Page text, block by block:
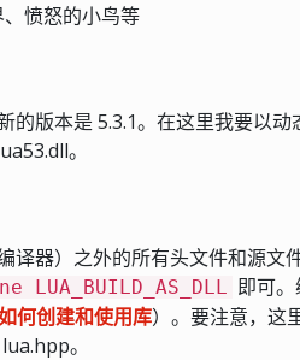
愤怒的小鸟等
的版本是 5.3.1。在这里我要以
。
译器）之外的所有头文件和源文
LUA_BUILD_AS_DLL 即可
何创建和使用库）。要注意，这
。